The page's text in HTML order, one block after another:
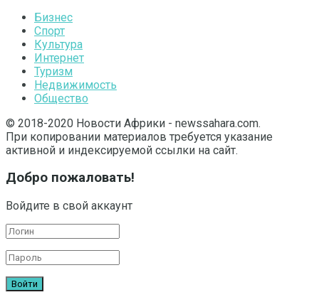
Бизнес
Спорт
Культура
Интернет
Туризм
Недвижимость
Общество
© 2018-2020 Новости Африки - newssahara.com.
При копировании материалов требуется указание
активной и индексируемой ссылки на сайт.
Добро пожаловать!
Войдите в свой аккаунт